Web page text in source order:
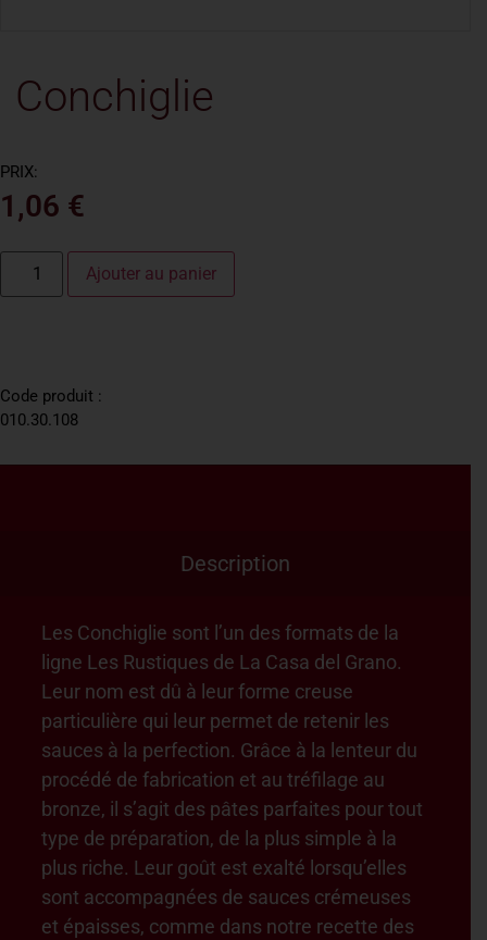
Conchiglie
PRIX:
1,06 €
Ajouter au panier
Code produit :
010.30.108
Description
Les Conchiglie sont l’un des formats de la
ligne Les Rustiques de La Casa del Grano.
Leur nom est dû à leur forme creuse
particulière qui leur permet de retenir les
sauces à la perfection. Grâce à la lenteur du
procédé de fabrication et au tréfilage au
bronze, il s’agit des pâtes parfaites pour tout
type de préparation, de la plus simple à la
plus riche. Leur goût est exalté lorsqu’elles
sont accompagnées de sauces crémeuses
et épaisses, comme dans notre recette des